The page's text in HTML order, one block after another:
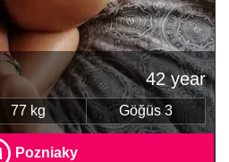
42 year
77 kg Göğüs 3
Pozniaky